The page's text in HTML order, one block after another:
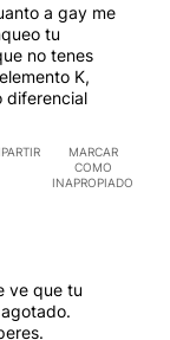
a gay me
tu
no tenes
K,
diferencial
MARCAR
COMO
INAPROPIADO
ve que tu